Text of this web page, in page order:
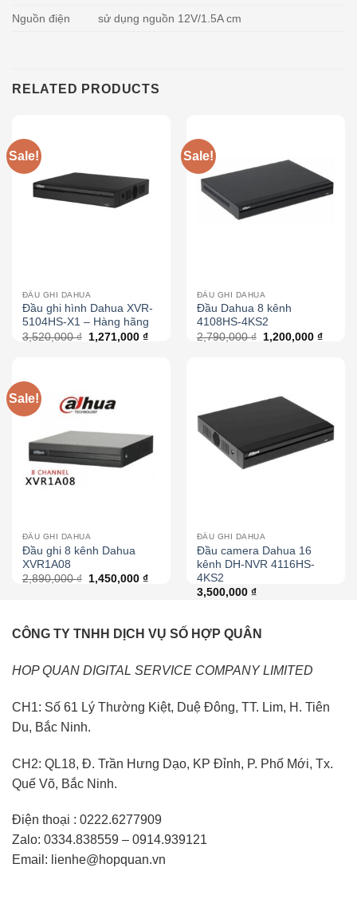
Nguồn điện sử dụng nguồn 12V/1.5A cm
RELATED PRODUCTS
Sale!
ĐẦU GHI DAHUA
Đầu ghi hình Dahua XVR-
5104HS-X1 – Hàng hãng
3,520,000₫ 1,271,000 ₫
Sale!
ĐẦU GHI DAHUA
Đầu Dahua 8 kênh
4108HS-4KS2
2,790,000₫ 1,200,000 ₫
Sale!
ĐẦU GHI DAHUA
Đầu ghi 8 kênh Dahua
XVR1A08
2,890,000₫ 1,450,000 ₫
ĐẦU GHI DAHUA
Đầu camera Dahua 16
kênh DH-NVR 4116HS-
4KS2
3,500,000 ₫
CÔNG TY TNHH DỊCH VỤ SỐ HỢP QUÂN
HOP QUAN DIGITAL SERVICE COMPANY LIMITED
CH1: Số 61 Lý Thường Kiệt, Duệ Đông, TT. Lim, H. Tiên
Du, Bắc Ninh.
CH2: QL18, Đ. Trần Hưng Dạo, KP Đỉnh, P. Phố Mới, Tx.
Quế Võ, Bắc Ninh.
Điện thoại : 0222.6277909
Zalo: 0334.838559 – 0914.939121
Email: lienhe@hopquan.vn